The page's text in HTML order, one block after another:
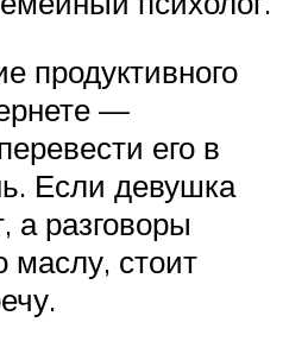
продуктивного
—
его в
Если девушка
а разговоры
маслу, стоит